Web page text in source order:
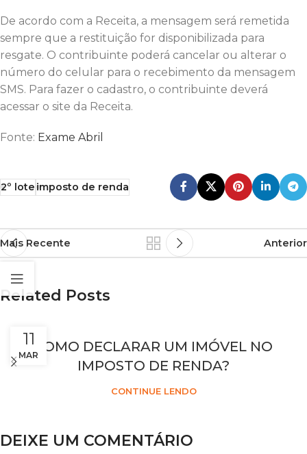
De acordo com a Receita, a mensagem será remetida
sempre que a restituição for disponibilizada para
resgate. O contribuinte poderá cancelar ou alterar o
número do celular para o recebimento da mensagem
SMS. Para fazer o cadastro, o contribuinte deverá
acessar o site da Receita.
Fonte: Exame Abril
2º loteimposto de renda
Mais Recente Anterior
Related Posts
11
MAR
COMO DECLARAR UM IMÓVEL NO
IMPOSTO DE RENDA?
CONTINUE LENDO
DEIXE UM COMENTÁRIO